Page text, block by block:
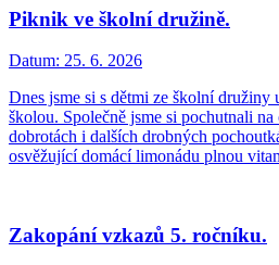
Piknik ve školní družině.
Datum: 25. 6. 2026
Dnes jsme si s dětmi ze školní
školou. Společně jsme si pochutnali
dobrotách i dalších drobných
osvěžující domácí limonádu plnou
Zakopání vzkazů 5. ročníku.